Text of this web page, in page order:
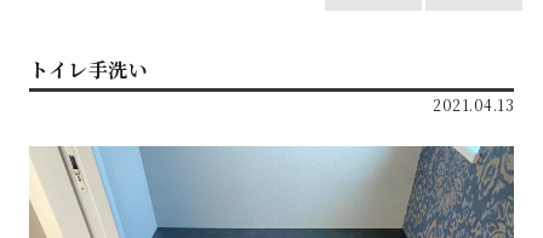
トイレ手洗い
2021.04.13